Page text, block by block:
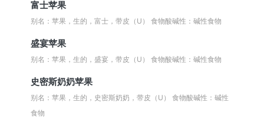
富士苹果
别名：苹果，生的，富士，带皮（U）食物酸碱性：碱性食物
盛宴苹果
别名：苹果，生的，盛宴，带皮（U）食物酸碱性：碱性食物
史密斯奶奶苹果
别名：苹果，生的，史密斯奶奶，带皮（U）食物酸碱性：碱性
食物